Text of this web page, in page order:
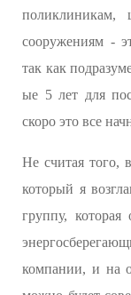
сооружениям -
так как
ые 5 лет для
скоро это все
Не считая того,
который я
группу,
компании, и на